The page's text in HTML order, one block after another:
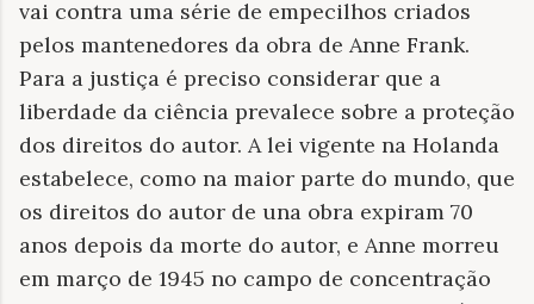
vai contra uma série de empecilhos criados
pelos mantenedores da obra de Anne Frank.
Para a justiça é preciso considerar que a
liberdade da ciência prevalece sobre a proteção
dos direitos do autor. A lei vigente na Holanda
estabelece, como na maior parte do mundo, que
os direitos do autor de una obra expiram 70
anos depois da morte do autor, e Anne morreu
em março de 1945 no campo de concentração